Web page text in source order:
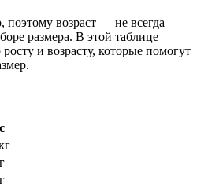
поэтому возраст — не всегда
размера. В этой таблице
и возрасту, которые помогут